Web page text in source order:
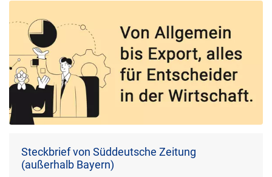
Steckbrief von Süddeutsche Zeitung
(außerhalb Bayern)